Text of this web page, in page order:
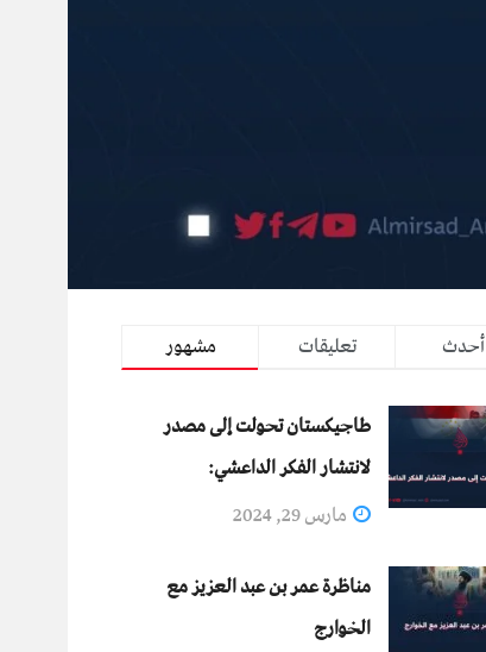
مشهور تعليقات أحدث
طاجيكستان تحولت إلى مصدر
لانتشار الفكر الداعشي:
مارس 29, 2024
مناظرة عمر بن عبد العزيز مع
الخوارج